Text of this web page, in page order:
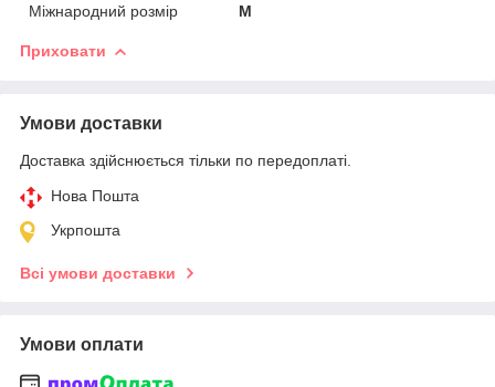
Міжнародний розмір
M
Приховати
Умови доставки
Доставка здійснюється тільки по передоплаті.
Нова Пошта
Укрпошта
Всі умови доставки
Умови оплати